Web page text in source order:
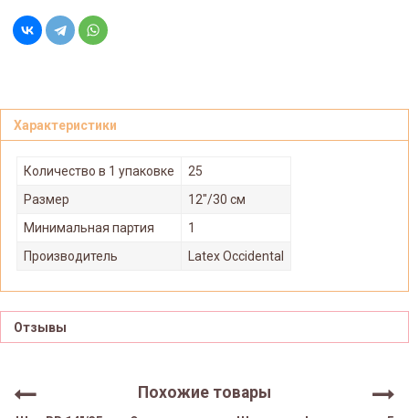
Характеристики
Количество в 1 упаковке
25
Размер
12"/30 см
Минимальная партия
1
Производитель
Latex Occidental
Отзывы
Похожие товары